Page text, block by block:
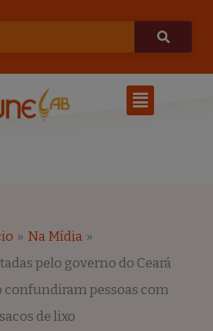
Menu
Na Mídia
pelo governo do Ceará
confundiram pessoas com
sacos de lixo